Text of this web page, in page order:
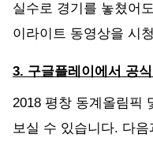
실수로 경기를 놓쳤어
이라이트 동영상을 시
3. 구글플레이에서 공
2018 평창 동계올림픽
보실 수 있습니다. 다